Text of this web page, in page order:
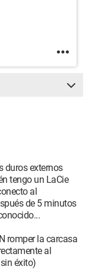
duros externos
tengo un LaCie
al
de 5 minutos
romper la carcasa
al
éxito)